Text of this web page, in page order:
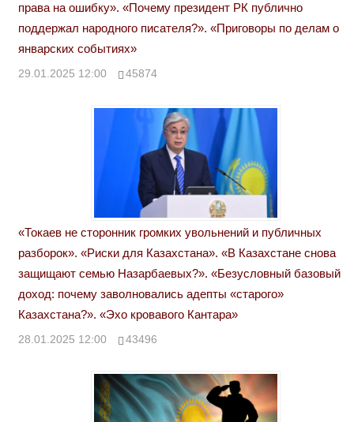
права на ошибку». «Почему президент РК публично
поддержал народного писателя?». «Приговоры по делам о
январских событиях»
29.01.2025 12:00 45874
«Токаев не сторонник громких увольнений и публичных
разборок». «Риски для Казахстана». «В Казахстане снова
защищают семью Назарбаевых?». «Безусловный базовый
доход: почему заволновались адепты «старого»
Казахстана?». «Эхо кровавого Кантара»
28.01.2025 12:00 43496